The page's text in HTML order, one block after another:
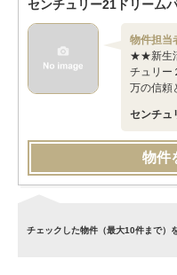
センチュリー21ドリーム
物件担当
★★新生
チュリー
万の信頼
センチュ
物件
チェックした物件（最大10件まで）